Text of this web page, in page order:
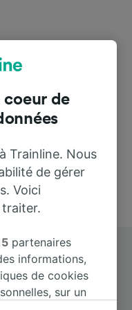
coeur de
Trainline. Nous
de gérer
Voici
partenaires
informations,
de cookies
sur un